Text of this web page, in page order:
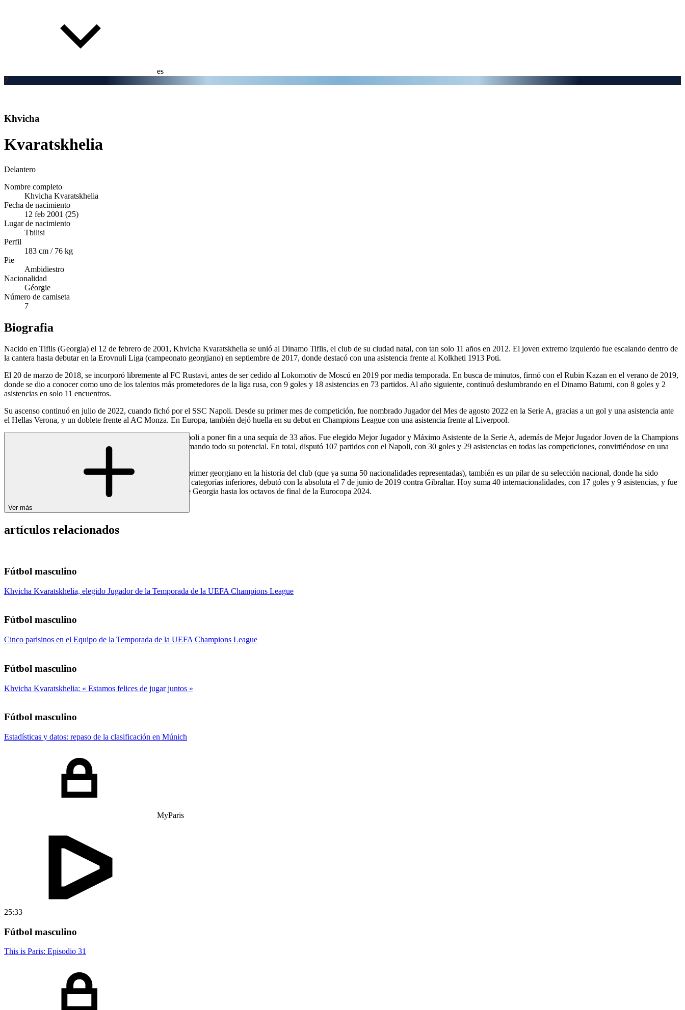
es
7
Khvicha
Kvaratskhelia
Delantero
Nombre completo
Khvicha Kvaratskhelia
Fecha de nacimiento
12 feb 2001 (25)
Lugar de nacimiento
Tbilisi
Perfil
183 cm / 76 kg
Pie
Ambidiestro
Nacionalidad
Géorgie
Número de camiseta
7
Biografia
Nacido en Tiflis (Georgia) el 12 de febrero de 2001, Khvicha Kvaratskhelia se unió al Dinamo Tiflis, el club de su ciudad natal, con tan solo 11 años en 2012. El joven extremo izquierdo fue escalando dentro de
la cantera hasta debutar en la Erovnuli Liga (campeonato georgiano) en septiembre de 2017, donde destacó con una asistencia frente al Kolkheti 1913 Poti.
El 20 de marzo de 2018, se incorporó libremente al FC Rustavi, antes de ser cedido al Lokomotiv de Moscú en 2019 por media temporada. En busca de minutos, firmó con el Rubin Kazan en el verano de 2019,
donde se dio a conocer como uno de los talentos más prometedores de la liga rusa, con 9 goles y 18 asistencias en 73 partidos. Al año siguiente, continuó deslumbrando en el Dinamo Batumi, con 8 goles y 2
asistencias en solo 11 encuentros.
Su ascenso continuó en julio de 2022, cuando fichó por el SSC Napoli. Desde su primer mes de competición, fue nombrado Jugador del Mes de agosto 2022 en la Serie A, gracias a un gol y una asistencia ante
el Hellas Verona, y un doblete frente al AC Monza. En Europa, también dejó huella en su debut en Champions League con una asistencia frente al Liverpool.
Campeón de Italia en su primera temporada, ayudó al Napoli a poner fin a una sequía de 33 años. Fue elegido Mejor Jugador y Máximo Asistente de la Serie A, además de Mejor Jugador Joven de la Champions
League, y acabó en el puesto 17 del Balón de Oro, confirmando todo su potencial. En total, disputó 107 partidos con el Napoli, con 30 goles y 29 asistencias en todas las competiciones, convirtiéndose en una
Ahora como nuevo jugador del Paris Saint-Germain y el primer georgiano en la historia del club (que ya suma 50 nacionalidades representadas), también es un pilar de su selección nacional, donde ha sido
protagonista durante los últimos 6 años. Tras pasar por las categorías inferiores, debutó con la absoluta el 7 de junio de 2019 contra Gibraltar. Hoy suma 40 internacionalidades, con 17 goles y 9 asistencias, y fue
uno de los grandes protagonistas del histórico recorrido de Georgia hasta los octavos de final de la Eurocopa 2024.
Ver más
artículos relacionados
Fútbol masculino
Khvicha Kvaratskhelia, elegido Jugador de la Temporada de la UEFA Champions League
Fútbol masculino
Cinco parisinos en el Equipo de la Temporada de la UEFA Champions League
Fútbol masculino
Khvicha Kvaratskhelia: « Estamos felices de jugar juntos »
Fútbol masculino
Estadísticas y datos: repaso de la clasificación en Múnich
MyParis
25:33
Fútbol masculino
This is Paris: Episodio 31